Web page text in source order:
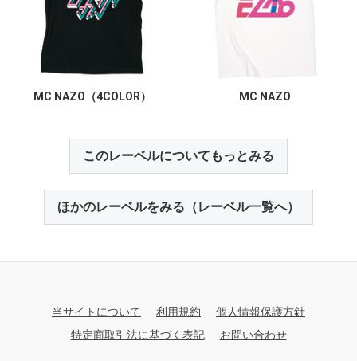
MC NAZO（4COLOR） MC NAZO
このレーベルについてもっとみる
ほかのレーベルをみる（レーベル一覧へ）
当サイトについて 利用規約
個人情報保護方針
特定商取引法に基づく表記
お問い合わせ